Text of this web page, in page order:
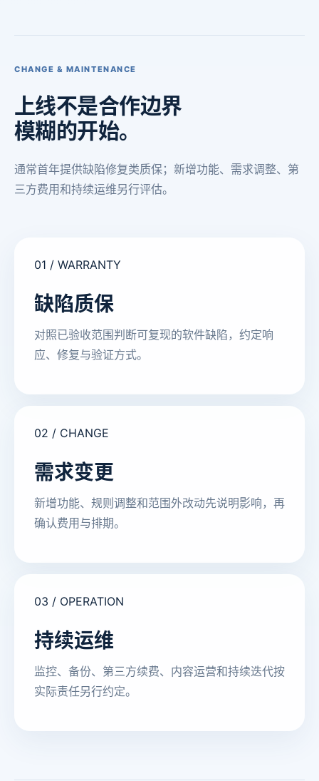
CHANGE & MAINTENANCE
上线不是合作边界
模糊的开始。
通常首年提供缺陷修复类质保；新增功能、需求调整、第
三方费用和持续运维另行评估。
01 / WARRANTY
缺陷质保
对照已验收范围判断可复现的软件缺陷，约定响
应、修复与验证方式。
02 / CHANGE
需求变更
新增功能、规则调整和范围外改动先说明影响，再
确认费用与排期。
03 / OPERATION
持续运维
监控、备份、第三方续费、内容运营和持续迭代按
实际责任另行约定。